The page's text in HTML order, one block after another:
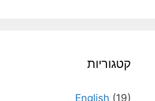
קטגוריות
English (19)